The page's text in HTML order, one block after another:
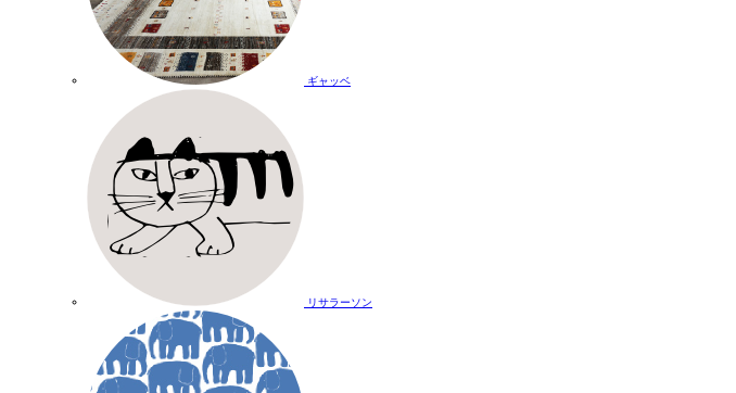
ギャッベ
リサラーソン